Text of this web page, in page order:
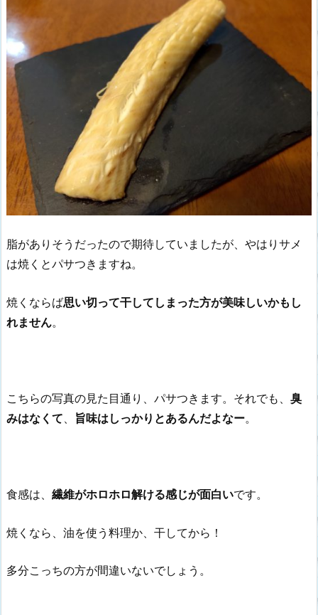
脂がありそうだったので期待していましたが、やはりサメ
は焼くとパサつきますね。
焼くならば思い切って干してしまった方が美味しいかもし
れません。
こちらの写真の見た目通り、パサつきます。それでも、 臭
みはなくて
旨味はしっかりとあるんだよなー。
食感は、 繊維がホロホロ解ける感じが面白いです。
焼くなら、油を使う料理か、干してから！
多分こっちの方が間違いないでしょう。